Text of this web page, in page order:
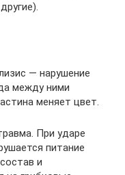
— нарушение
между ними
меняет цвет.
При ударе
питание
и